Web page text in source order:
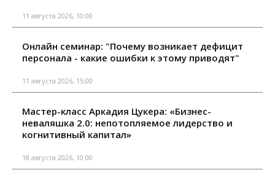
11 августа 2026, 10:00
Онлайн семинар: "Почему возникает дефицит
персонала - какие ошибки к этому приводят"
11 августа 2026, 15:00
Мастер-класс Аркадия Цукера: «Бизнес-
неваляшка 2.0: непотопляемое лидерство и
когнитивный капитал»
18 августа 2026, 10:00